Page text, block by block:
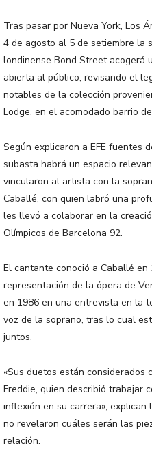
Tras pasar por Nueva York, Los
4 de agosto al 5 de setiembre la
londinense Bond Street acogerá
abierta al público, revisando el
notables de la colección
Lodge, en el acomodado barrio
Según explicaron a EFE fuentes
subasta habrá un espacio
vincularon al artista con la
Caballé, con quien labró una
les llevó a colaborar en la
Olímpicos de Barcelona 92.
El cantante conoció a Caballé
representación de la ópera de
en 1986 en una entrevista en la
voz de la soprano, tras lo cual
juntos.
«Sus duetos están considerados
Freddie, quien describió trabajar
inflexión en su carrera», explican
no revelaron cuáles serán las
relación.